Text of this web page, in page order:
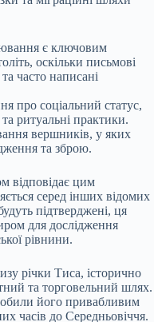
є ключовим
оскільки письмові
часто написані
про соціальний статус,
та ритуальні практики.
вершників, у яких
та зброю.
відповідає цим
серед інших відомих
підтверджені, ця
для дослідження
рівнини.
річки Тиса, історично
та торговельний шлях.
його привабливим
часів до Середньовіччя.